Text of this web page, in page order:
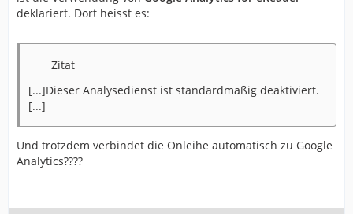
deklariert. Dort heisst es:
Zitat
[...]Dieser Analysedienst ist standardmäßig deaktiviert.
[...]
Und trotzdem verbindet die Onleihe automatisch zu Google
Analytics????